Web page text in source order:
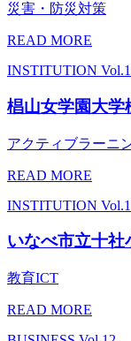
災害・防災対策
READ MORE
INSTITUTION
椙山女学園大学
アクティブラーニ
READ MORE
INSTITUTION
いなべ市立十社
教育ICT
READ MORE